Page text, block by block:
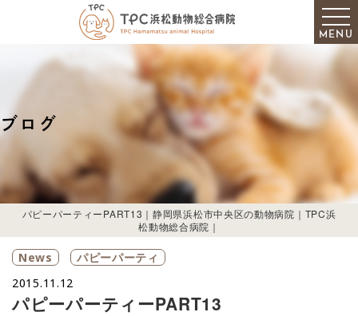
ブログ
パピーパーティーPART13｜静岡県浜松市中央区の動物病院｜TPC浜
松動物総合病院｜
MENU
News
パピーパーティ
2015.11.12
パピーパーティーPART13